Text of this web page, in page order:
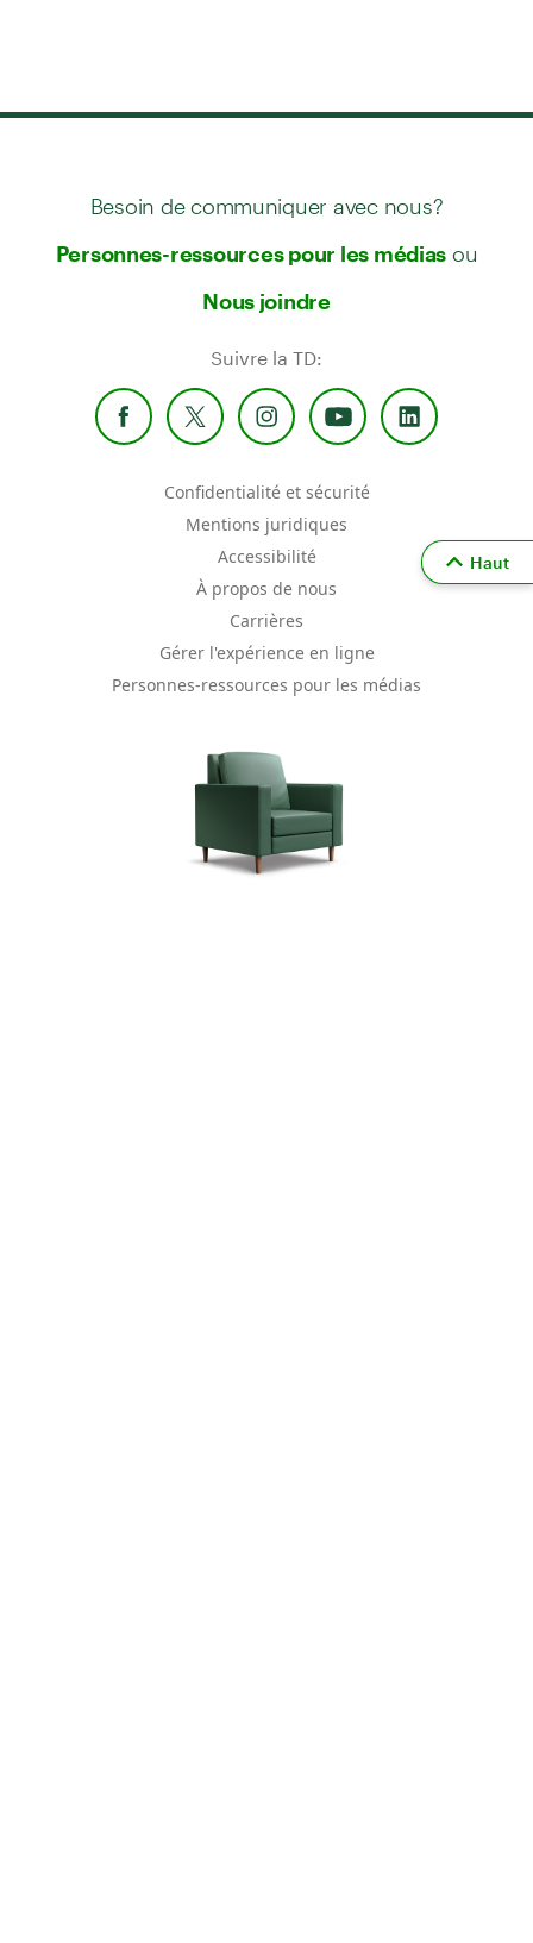
Besoin de communiquer avec nous?
Personnes-ressources pour les médias ou
Nous joindre
Suivre la TD:
Confidentialité et sécurité
Mentions juridiques
Accessibilité
À propos de nous
Carrières
Gérer l'expérience en ligne
Personnes-ressources pour les médias
Haut